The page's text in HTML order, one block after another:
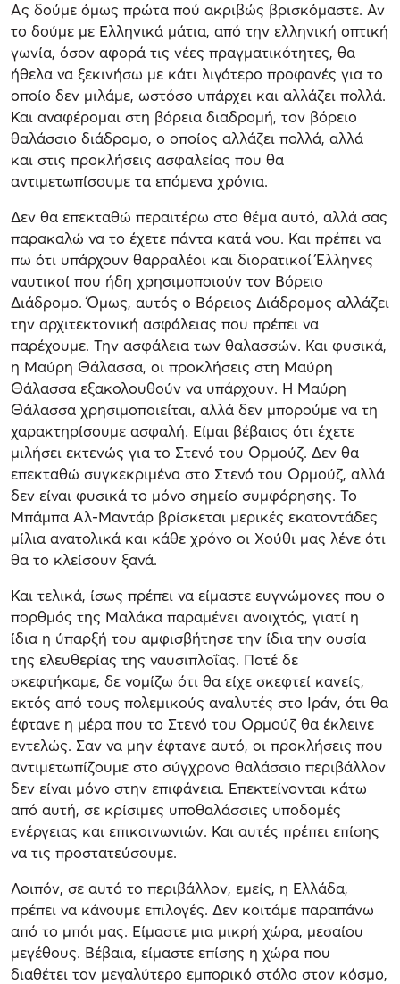
Ας δούμε όμως πρώτα πού ακριβώς βρισκόμαστε. Αν
το δούμε με Ελληνικά μάτια, από την ελληνική οπτική
γωνία, όσον αφορά τις νέες πραγματικότητες, θα
ήθελα να ξεκινήσω με κάτι λιγότερο προφανές για το
οποίο δεν μιλάμε, ωστόσο υπάρχει και αλλάζει πολλά.
Και αναφέρομαι στη βόρεια διαδρομή, τον βόρειο
θαλάσσιο διάδρομο, ο οποίος αλλάζει πολλά, αλλά
και στις προκλήσεις ασφαλείας που θα
αντιμετωπίσουμε τα επόμενα χρόνια.
Δεν θα επεκταθώ περαιτέρω στο θέμα αυτό, αλλά σας
παρακαλώ να το έχετε πάντα κατά νου. Και πρέπει να
πω ότι υπάρχουν θαρραλέοι και διορατικοί Έλληνες
ναυτικοί που ήδη χρησιμοποιούν τον Βόρειο
Διάδρομο. Όμως, αυτός ο Βόρειος Διάδρομος αλλάζει
την αρχιτεκτονική ασφάλειας που πρέπει να
παρέχουμε. Την ασφάλεια των θαλασσών. Και φυσικά,
η Μαύρη Θάλασσα, οι προκλήσεις στη Μαύρη
Θάλασσα εξακολουθούν να υπάρχουν. Η Μαύρη
Θάλασσα χρησιμοποιείται, αλλά δεν μπορούμε να τη
χαρακτηρίσουμε ασφαλή. Είμαι βέβαιος ότι έχετε
μιλήσει εκτενώς για το Στενό του Ορμούζ. Δεν θα
επεκταθώ συγκεκριμένα στο Στενό του Ορμούζ, αλλά
δεν είναι φυσικά το μόνο σημείο συμφόρησης. Το
Μπάμπα Αλ-Μαντάρ βρίσκεται μερικές εκατοντάδες
μίλια ανατολικά και κάθε χρόνο οι Χούθι μας λένε ότι
θα το κλείσουν ξανά.
Και τελικά, ίσως πρέπει να είμαστε ευγνώμονες που ο
πορθμός της Μαλάκα παραμένει ανοιχτός, γιατί η
ίδια η ύπαρξή του αμφισβήτησε την ίδια την ουσία
της ελευθερίας της ναυσιπλοΐας. Ποτέ δε
σκεφτήκαμε, δε νομίζω ότι θα είχε σκεφτεί κανείς,
εκτός από τους πολεμικούς αναλυτές στο Ιράν, ότι θα
έφτανε η μέρα που το Στενό του Ορμούζ θα έκλεινε
εντελώς. Σαν να μην έφτανε αυτό, οι προκλήσεις που
αντιμετωπίζουμε στο σύγχρονο θαλάσσιο περιβάλλον
δεν είναι μόνο στην επιφάνεια. Επεκτείνονται κάτω
από αυτή, σε κρίσιμες υποθαλάσσιες υποδομές
ενέργειας και επικοινωνιών. Και αυτές πρέπει επίσης
να τις προστατεύσουμε.
Λοιπόν, σε αυτό το περιβάλλον, εμείς, η Ελλάδα,
πρέπει να κάνουμε επιλογές. Δεν κοιτάμε παραπάνω
από το μπόι μας. Είμαστε μια μικρή χώρα, μεσαίου
μεγέθους. Βέβαια, είμαστε επίσης η χώρα που
διαθέτει τον μεγαλύτερο εμπορικό στόλο στον κόσμο,